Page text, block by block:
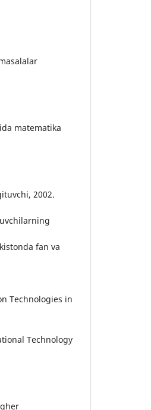
matematika
2002.
fan va
Technologies in
Technology